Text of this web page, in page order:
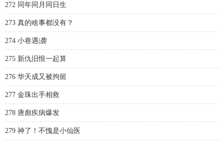
272 同年同月同日生
273 真的啥事都没有？
274 小巷遇|袭
275 新仇旧恨一起算
276 华天成又被拘留
277 金珠出手相救
278 唐彪疾病爆发
279 神了！不愧是小仙医